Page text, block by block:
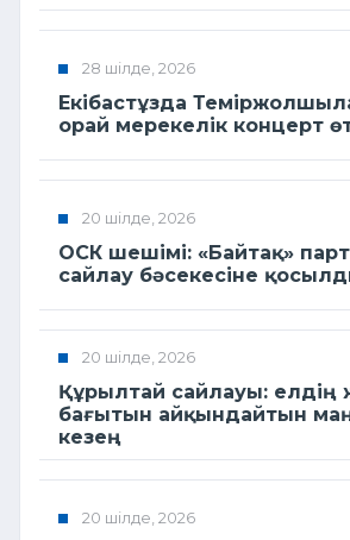
28 шілде, 2026
Екібастұзда
орай мерекелік концерт
20 шілде, 2026
ОСК шешімі: «Байтақ»
сайлау бәсекесіне
20 шілде, 2026
Құрылтай сайлауы: елдің
бағытын айқындайтын
кезең
20 шілде, 2026